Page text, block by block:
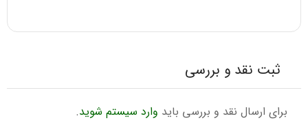
ثبت نقد و بررسی
برای ارسال نقد و بررسی باید وارد سیستم شوید.